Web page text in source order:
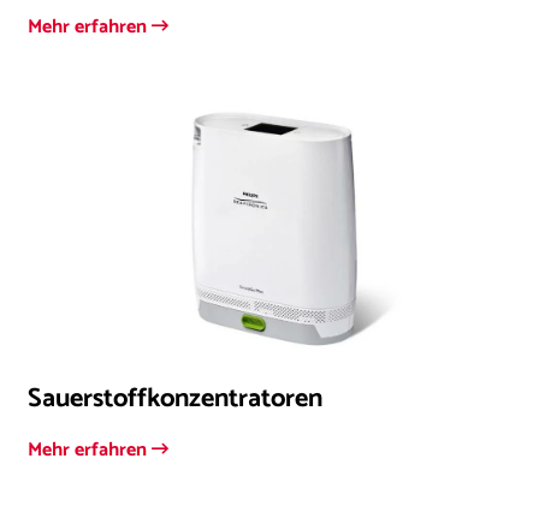
Mehr erfahren
Sauerstoffkonzentratoren
Mehr erfahren